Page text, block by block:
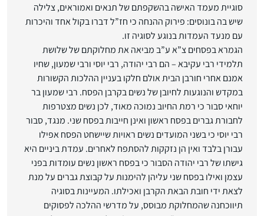
סוגיית מעמד האישה בהשקפתם של תנאים ואמוראים, ‏צלילה
שיש בה בונוסים: פירוק ההנחה כי חז”ל דברו בקול אחד והיכרות
עם מנעד העמדות בנוגע לסוגיה זו.‏
הגמרא בפסחים צ”א ע”ב מביאה את מחלוקתם של שלושת
תלמידי רבי עקיבא – הם רבי יהודה, רבי יוסי ורבי ‏שמעון, שחיו
אמנם אחרי חורבן הבית אולם חלקו בעניין ההלכות הקשורות
במקדש והנוגעות לחיובן של נשים בקרבן ‏הפסח. רבי שמעון בר
יוחאי סבור כי רמת החיוב נמוכה מאוד, לכן נשים מצטרפות
לחבורת גברים בפסח ראשון ‏ואינן חייבות בפסח שני. מנגד, סבור
רבי יוסי כי בשני המועדים נשים ראויות שיישחט הפסח אפילו
עבורן בלבד ואין ‏הן נזקקות להסתפח לאחרים. עמדת ביניים היא
גישתו של רבי יהודה הסבור כי בפסח ראשון נשים עומדות בפני
‏עצמן ואילו בפסח שני עליהן להימנות על קבוצת גברים על מנת
לצאת ידי חובת הבאת הקרבן ואכילתו. המעיינות ‏בסוגיה
תיווכחנה שהמחלוקת מבוסס‎,‎‏ על מדרשי ההלכה לפסוקים